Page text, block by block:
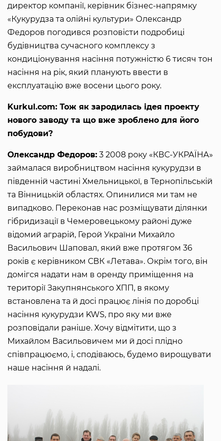
директор компанії, керівник бізнес-напрямку
«Кукурудза та олійні культури» Олександр
Федоров погодився розповісти подробиці
будівництва сучасного комплексу з
кондиціонування насіння потужністю 6 тисяч тон
насіння на рік, який планують ввести в
експлуатацію вже восени цього року.
Kurkul.com: Тож як зародилась ідея проекту
нового заводу та що вже зроблено для його
побудови?
Олександр Федоров: 3 2008 року «КВС-УКРАЇНА»
займалася виробництвом насіння кукурудзи в
південній частині Хмельницької, в Тернопільській
та Вінницькій областях. Опинилися ми там не
випадково. Переконав нас розміщувати ділянки
гібридизації в Чемеровецькому районі дуже
відомий аграрій, Герой України Михайло
Васильович Шаповал, який вже протягом 36
років є керівником СВК «Летава». Окрім того, він
домігся надати нам в оренду приміщення на
території Закупнянського ХПП, в якому
встановлена та й досі працює лінія по доробці
насіння кукурудзи KWS, про яку ми вже
розповідали раніше. Хочу відмітити, що з
Михайлом Васильовичем ми й досі плідно
співпрацюємо, і, сподіваюсь, будемо вирощувати
наше насіння й надалі.